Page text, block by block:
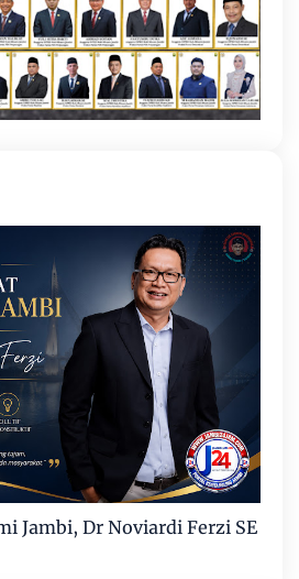
Jambi, Dr Noviardi Ferzi SE